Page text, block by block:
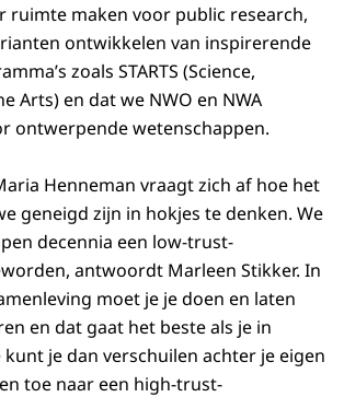
ruimte maken voor public research,
ontwikkelen van inspirerende
zoals STARTS (Science,
Arts) en dat we NWO en NWA
ontwerpende wetenschappen.
Henneman vraagt zich af hoe het
geneigd zijn in hokjes te denken. We
decennia een low-trust-
antwoordt Marleen Stikker. In
moet je je doen en laten
en dat gaat het beste als je in
kunt je dan verschuilen achter je eigen
toe naar een high-trust-